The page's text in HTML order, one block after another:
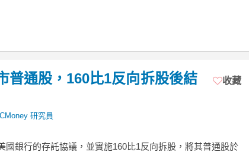
普通股，160比1反向拆股後結
CMoney 研究員
收藏
國銀行的存託協議，並實施160比1反向拆股，將其普通股於